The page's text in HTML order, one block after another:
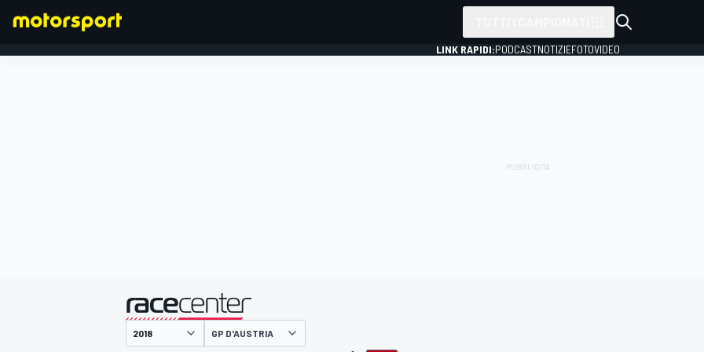
LINK RAPIDI:PODCASTNOTIZIEFOTOVIDEO
presentato da
GP D'AUSTRIA